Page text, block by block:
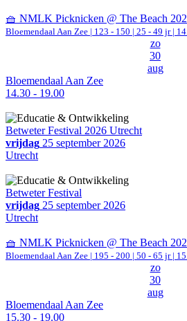
🧺 NMLK Picknicken @ The Beach
Bloemendaal Aan Zee | 123 - 150 | 25 - 49 jr |
zo
30
aug
Bloemendaal Aan Zee
14.30 - 19.00
Betweter Festival 2026 Utrecht
vrijdag 25 september 2026
Utrecht
Betweter Festival
vrijdag 25 september 2026
Utrecht
🧺 NMLK Picknicken @ The Beach
Bloemendaal Aan Zee | 195 - 200 | 50 - 65 jr |
zo
30
aug
Bloemendaal Aan Zee
15.30 - 19.00